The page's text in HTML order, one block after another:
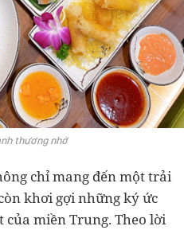
thương nhớ
chỉ mang đến một trải
khơi gợi những ký ức
của miền Trung. Theo lời